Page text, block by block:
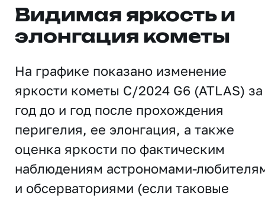
Видимая яркость и
элонгация кометы
На графике показано изменение
яркости кометы C/2024 G6 (ATLAS) за
год до и год после прохождения
перигелия, ее элонгация, а также
оценка яркости по фактическим
наблюдениям астрономами-
и обсерваториями (если таковые